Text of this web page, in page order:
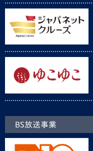
BS放送事業